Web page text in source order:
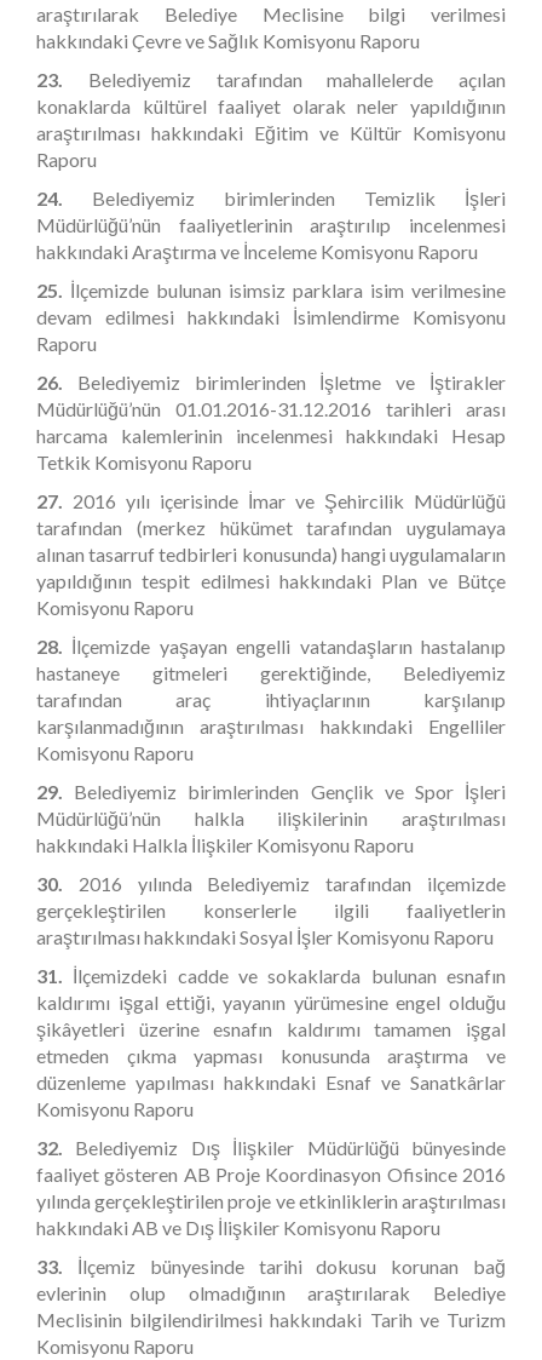
araştırılarak Belediye Meclisine bilgi verilmesi
hakkındaki Çevre ve Sağlık Komisyonu Raporu
23. Belediyemiz tarafından mahallelerde açılan
konaklarda kültürel faaliyet olarak neler yapıldığının
araştırılması hakkındaki Eğitim ve Kültür Komisyonu
Raporu
24. Belediyemiz birimlerinden Temizlik İşleri
Müdürlüğü’nün faaliyetlerinin araştırılıp incelenmesi
hakkındaki Araştırma ve İnceleme Komisyonu Raporu
25. İlçemizde bulunan isimsiz parklara isim verilmesine
devam edilmesi hakkındaki İsimlendirme Komisyonu
Raporu
26. Belediyemiz birimlerinden İşletme ve İştirakler
Müdürlüğü’nün 01.01.2016-31.12.2016 tarihleri arası
harcama kalemlerinin incelenmesi hakkındaki Hesap
Tetkik Komisyonu Raporu
27. 2016 yılı içerisinde İmar ve Şehircilik Müdürlüğü
tarafından (merkez hükümet tarafından uygulamaya
alınan tasarruf tedbirleri konusunda) hangi uygulamaların
yapıldığının tespit edilmesi hakkındaki Plan ve Bütçe
Komisyonu Raporu
28. İlçemizde yaşayan engelli vatandaşların hastalanıp
hastaneye gitmeleri gerektiğinde, Belediyemiz
tarafından araç ihtiyaçlarının karşılanıp
karşılanmadığının araştırılması hakkındaki Engelliler
Komisyonu Raporu
29. Belediyemiz birimlerinden Gençlik ve Spor İşleri
Müdürlüğü’nün halkla ilişkilerinin araştırılması
hakkındaki Halkla İlişkiler Komisyonu Raporu
30. 2016 yılında Belediyemiz tarafından ilçemizde
gerçekleştirilen konserlerle ilgili faaliyetlerin
araştırılması hakkındaki Sosyal İşler Komisyonu Raporu
31. İlçemizdeki cadde ve sokaklarda bulunan esnafın
kaldırımı işgal ettiği, yayanın yürümesine engel olduğu
şikâyetleri üzerine esnafın kaldırımı tamamen işgal
etmeden çıkma yapması konusunda araştırma ve
düzenleme yapılması hakkındaki Esnaf ve Sanatkârlar
Komisyonu Raporu
32. Belediyemiz Dış İlişkiler Müdürlüğü bünyesinde
faaliyet gösteren AB Proje Koordinasyon Ofisince 2016
yılında gerçekleştirilen proje ve etkinliklerin araştırılması
hakkındaki AB ve Dış İlişkiler Komisyonu Raporu
33. İlçemiz bünyesinde tarihi dokusu korunan bağ
evlerinin olup olmadığının araştırılarak Belediye
Meclisinin bilgilendirilmesi hakkındaki Tarih ve Turizm
Komisyonu Raporu